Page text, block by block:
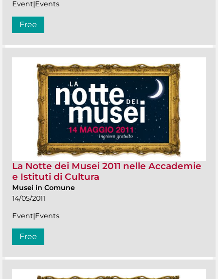
Event|Events
Free
La Notte dei Musei 2011 nelle Accademie
e Istituti di Cultura
Musei in Comune
14/05/2011
Event|Events
Free